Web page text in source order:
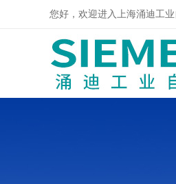
您好，欢迎进入上海涌迪工